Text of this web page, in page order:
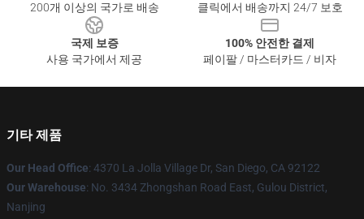
200개 이상의 국가로 배송
클릭에서 배송까지 24/7 보호
국제 보증
사용 국가에서 제공
100% 안전한 결제
페이팔 / 마스터카드 / 비자
기타 제품
Our Head Office: 4370 La Jolla Village Dr, San Diego, CA 92122
Our Warehouse: No. 3434 Zhongshan Road East, Gulou District,
Nanjing